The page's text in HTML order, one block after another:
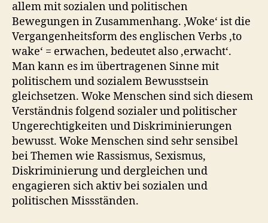
allem mit sozialen und politischen
Bewegungen in Zusammenhang. ‚Woke‘ ist die
Vergangenheitsform des englischen Verbs ‚to
wake‘ = erwachen, bedeutet also ‚erwacht‘.
Man kann es im übertragenen Sinne mit
politischem und sozialem Bewusstsein
gleichsetzen. Woke Menschen sind sich diesem
Verständnis folgend sozialer und politischer
Ungerechtigkeiten und Diskriminierungen
bewusst. Woke Menschen sind sehr sensibel
bei Themen wie Rassismus, Sexismus,
Diskriminierung und dergleichen und
engagieren sich aktiv bei sozialen und
politischen Missständen.